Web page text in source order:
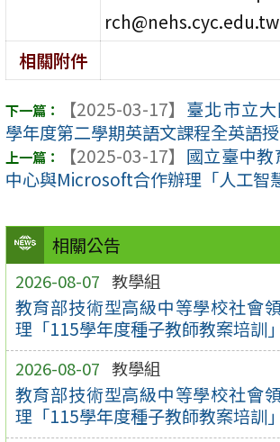
相關公告
2026-08-07 教學組
教育部技術型高級中等學校社會
理「115學年度種子教師教案培訓」
2026-08-07 教學組
教育部技術型高級中等學校社會
理「115學年度種子教師教案培訓」
rch@nehs.cyc.edu.tw
相關附件
【2025-03-17】 臺北市立
學年度第二學期英語文課程全英語
【2025-03-17】 國立臺中
中心與Microsoft合作辦理「人工智